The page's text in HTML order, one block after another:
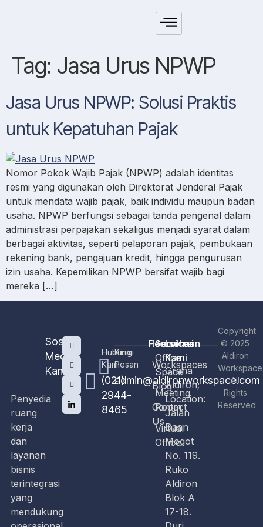
Tag: Jasa Urus NPWP
Jasa Urus NPWP: Solusi Praktis
untuk Kepatuhan Pajak
Nomor Pokok Wajib Pajak (NPWP) adalah identitas
resmi yang digunakan oleh Direktorat Jenderal Pajak
untuk mendata wajib pajak, baik individu maupun badan
usaha. NPWP berfungsi sebagai tanda pengenal dalam
administrasi perpajakan sekaligus menjadi syarat dalam
berbagai aktivitas, seperti pelaporan pajak, pembukaan
rekening bank, pengajuan kredit, hingga pengurusan
izin usaha. Kepemilikan NPWP bersifat wajib bagi
mereka […]
Sosial
Media
Kami
Hubungi
Kami
(021)
2944-
8465
Kirim
Pesan
admin@aldironworkspace.com
Perusahaan
Home
Workspaces
Blog
Contact
Us
Services
Office
Space
Meeting
Room
Virtual
Office
Lokasi
Kami
Graha
Aldiron;
Location:
Jalan
Daan
Mogot
No. 119.
Ruko
Aldiron
Blok A
17-18.
Penyedia
ruang
kerja
dan
layanan
bisnis
terintegrasi
yang
mendukung
Copyright
© 2025
Aldiron
All
Rights
Reserved.